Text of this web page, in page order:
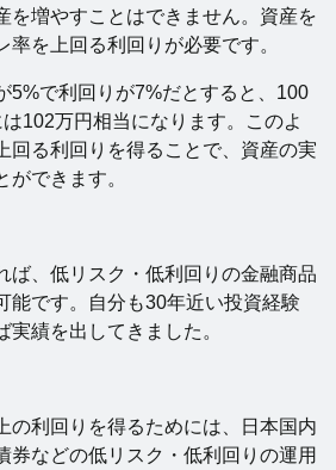
を増やすことはできません。資産を
率を上回る利回りが必要です。
5%で利回りが7%だとすると、100
102万円相当になります。このよ
回る利回りを得ることで、資産の実
ができます。
ば、低リスク・低利回りの金融商品
能です。自分も30年近い投資経験
実績を出してきました。
の利回りを得るためには、日本国内
券などの低リスク・低利回りの運用